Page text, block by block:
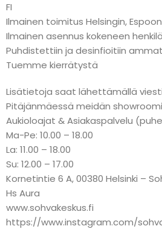
FI
Ilmainen toimitus Helsingin,
Ilmainen asennus kokeneen
Puhdistettiin ja desinfioitiin
Tuemme kierrätystä
Lisätietoja saat lähettämällä
Pitäjänmäessä meidän
Aukioloajat & Asiakaspalvelu
Ma-Pe: 10.00 – 18.00
La: 11.00 – 18.00
Su: 12.00 – 17.00
Kornetintie 6 A, 00380 Helsinki –
Hs Aura
www.sohvakeskus.fi
https://www.instagram.com/